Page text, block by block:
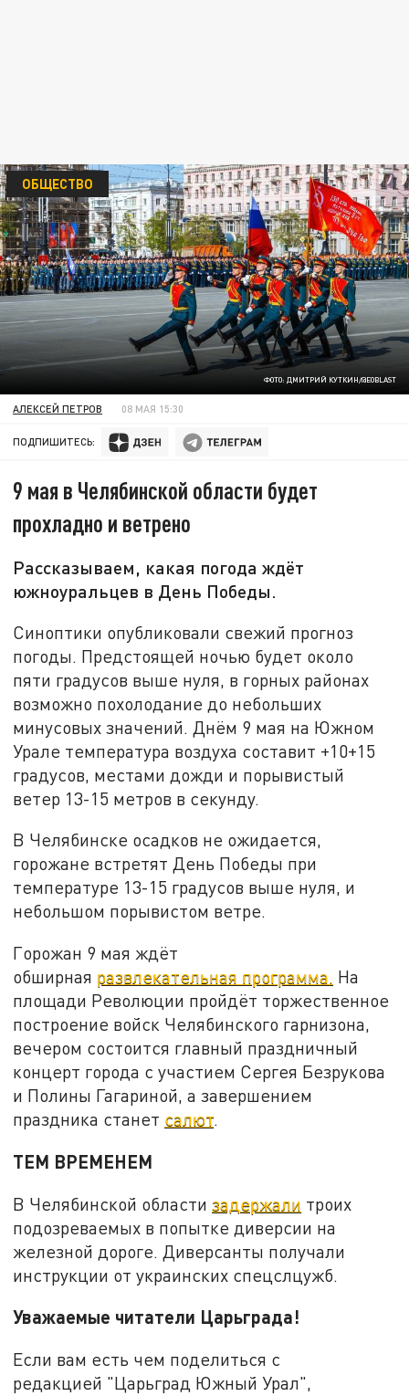
ФОТО: ДМИТРИЙ КУТКИН/@EOBLAST
ОБЩЕСТВО
АЛЕКСЕЙ ПЕТРОВ 08 МАЯ 15:30
ПОДПИШИТЕСЬ:
9 мая в Челябинской области будет
прохладно и ветрено
Рассказываем, какая погода ждёт
южноуральцев в День Победы.
Синоптики опубликовали свежий прогноз
погоды. Предстоящей ночью будет около
пяти градусов выше нуля, в горных районах
возможно похолодание до небольших
минусовых значений. Днём 9 мая на Южном
Урале температура воздуха составит +10+15
градусов, местами дожди и порывистый
ветер 13-15 метров в секунду.
В Челябинске осадков не ожидается,
горожане встретят День Победы при
температуре 13-15 градусов выше нуля, и
небольшом порывистом ветре.
Горожан 9 мая ждёт
обширная развлекательная программа. На
площади Революции пройдёт торжественное
построение войск Челябинского гарнизона,
вечером состоится главный праздничный
концерт города с участием Сергея Безрукова
и Полины Гагариной, а завершением
праздника станет салют.
ТЕМ ВРЕМЕНЕМ
В Челябинской области задержали троих
подозреваемых в попытке диверсии на
железной дороге. Диверсанты получали
инструкции от украинских спецслцужб.
Уважаемые читатели Царьграда!
Если вам есть чем поделиться с
редакцией "Царьград Южный Урал",